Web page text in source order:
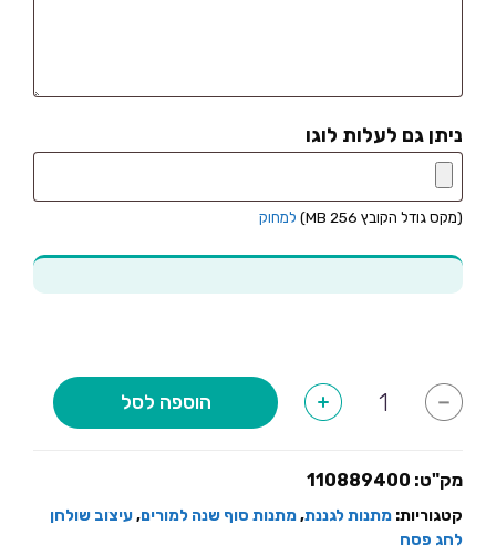
ניתן גם לעלות לוגו
(מקס גודל הקובץ 256 MB) למחוק
-
של
יין
עם
ברכה
+ הוספה לסל
מק"ט: 110889400
קטגוריות: מתנות לגננת,מתנות סוף שנה למורים,עיצוב שולחן
לחג פסח